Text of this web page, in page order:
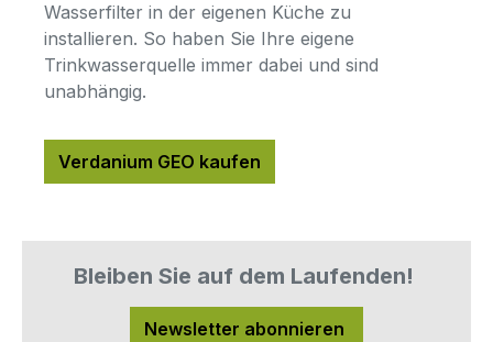
Wasserfilter in der eigenen Küche zu
installieren. So haben Sie Ihre eigene
Trinkwasserquelle immer dabei und sind
unabhängig.
Verdanium GEO kaufen
Bleiben Sie auf dem Laufenden!
Newsletter abonnieren